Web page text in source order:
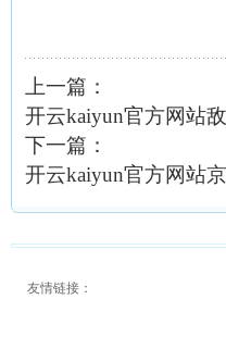
上一篇：
开云kaiyun官方网站
下一篇：
开云kaiyun官方网站
友情链接：